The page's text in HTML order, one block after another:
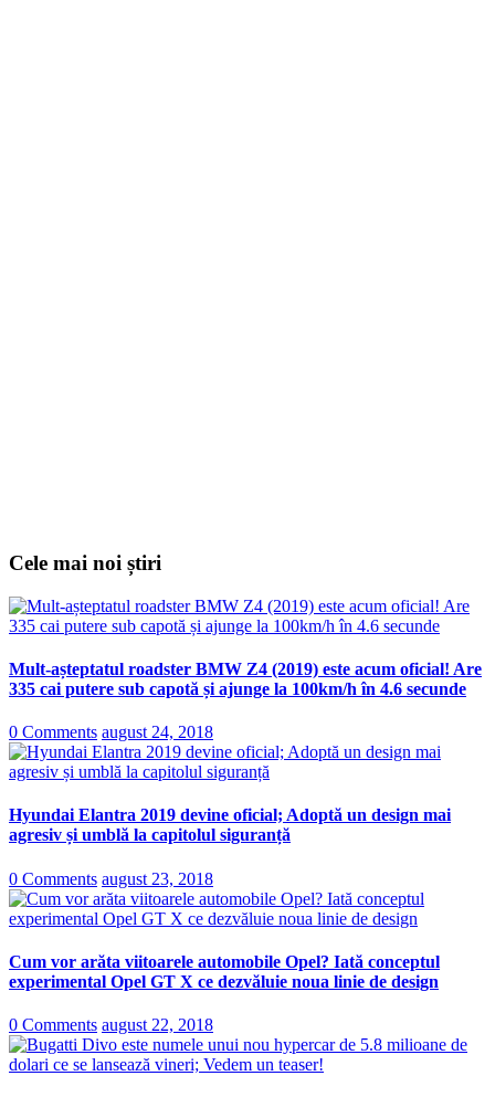
Cele mai noi știri
Mult-așteptatul roadster BMW Z4 (2019) este acum oficial! Are
335 cai putere sub capotă și ajunge la 100km/h în 4.6 secunde
0 Comments august 24, 2018
Hyundai Elantra 2019 devine oficial; Adoptă un design mai
agresiv și umblă la capitolul siguranță
0 Comments august 23, 2018
Cum vor arăta viitoarele automobile Opel? Iată conceptul
experimental Opel GT X ce dezvăluie noua linie de design
0 Comments august 22, 2018